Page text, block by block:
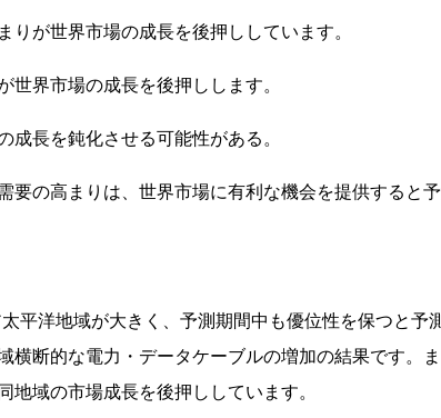
りが世界市場の成長を後押ししています。
世界市場の成長を後押しします。
成長を鈍化させる可能性がある。
要の高まりは、世界市場に有利な機会を提供すると予
平洋地域が大きく、予測期間中も優位性を保つと予
横断的な電力・データケーブルの増加の結果です。
域の市場成長を後押ししています。